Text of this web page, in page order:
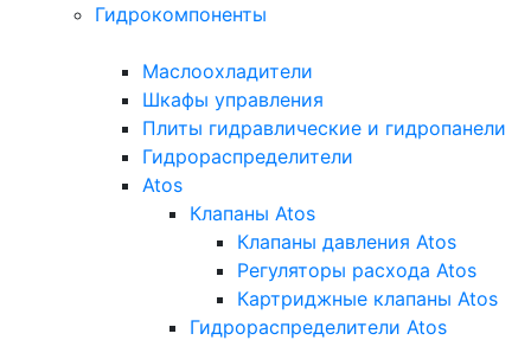
Гидрокомпоненты
Маслоохладители
Шкафы управления
Плиты гидравлические и гидропанели
Гидрораспределители
Atos
Клапаны Atos
Клапаны давления Atos
Регуляторы расхода Atos
Картриджные клапаны Atos
Гидрораспределители Atos